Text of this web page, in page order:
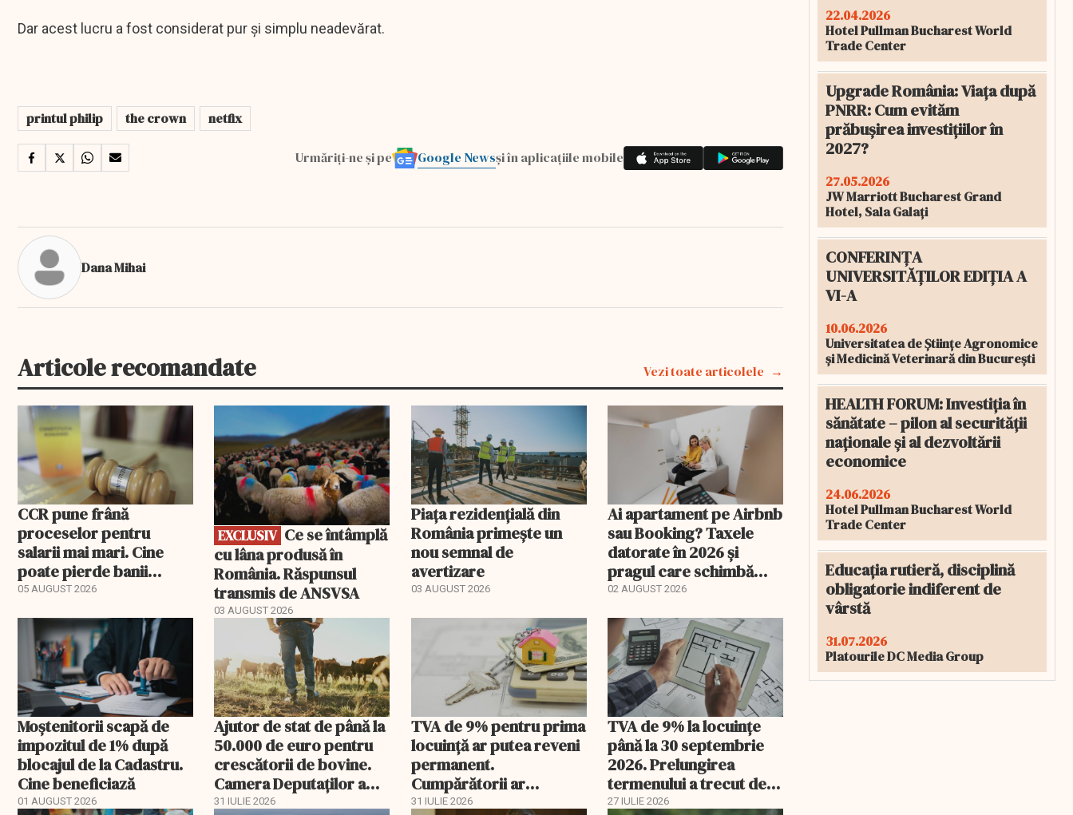
Dar acest lucru a fost considerat pur și simplu neadevărat.
printul philip the crown netfix
Urmăriți-ne și pe Google Newsși în aplicațiile mobile
Dana Mihai
Articole recomandate Vezi toate articolele
CCR pune frână
proceselor pentru
salarii mai mari. Cine
poate pierde banii
ceruți statului
05 AUGUST 2026
EXCLUSIV
EXCLUSIV
cu lâna produsă în
România. Răspunsul
transmis de ANSVSA
03 AUGUST 2026
Piața rezidențială din
România primește un
nou semnal de
avertizare
03 AUGUST 2026
Ai apartament pe Airbnb
sau Booking? Taxele
datorate în 2026 și
pragul care schimbă
regimul fiscal
02 AUGUST 2026
Moștenitorii scapă de
impozitul de 1% după
blocajul de la Cadastru.
Cine beneficiază
01 AUGUST 2026
Ajutor de stat de până la
50.000 de euro pentru
crescătorii de bovine.
Camera Deputaților a
aprobat schema
31 IULIE 2026
TVA de 9% pentru prima
locuință ar putea reveni
permanent.
Cumpărătorii ar
economisi zeci de mii de
31 IULIE 2026
TVA de 9% la locuințe
până la 30 septembrie
2026. Prelungirea
termenului a trecut de
comisia din Parlament
27 IULIE 2026
22.04.2026
Hotel Pullman Bucharest World
Trade Center
Upgrade România: Viața după
PNRR: Cum evităm
prăbușirea investițiilor în
2027?
27.05.2026
JW Marriott Bucharest Grand
Hotel, Sala Galați
CONFERINȚA
UNIVERSITĂȚILOR EDIȚIA A
VI-A
10.06.2026
Universitatea de Științe Agronomice
și Medicină Veterinară din București
HEALTH FORUM: Investiția în
sănătate – pilon al securității
naționale și al dezvoltării
economice
24.06.2026
Hotel Pullman Bucharest World
Trade Center
Educația rutieră, disciplină
obligatorie indiferent de
vârstă
31.07.2026
Platourile DC Media Group